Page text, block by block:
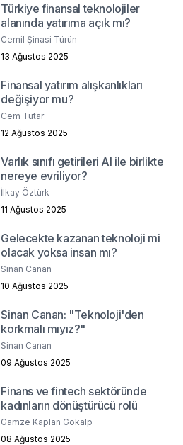
Türkiye finansal teknolojiler
alanında yatırıma açık mı?
Cemil Şinasi Türün
13 Ağustos 2025
Finansal yatırım alışkanlıkları
değişiyor mu?
Cem Tutar
12 Ağustos 2025
Varlık sınıfı getirileri AI ile birlikte
nereye evriliyor?
İlkay Öztürk
11 Ağustos 2025
Gelecekte kazanan teknoloji mi
olacak yoksa insan mı?
Sinan Canan
10 Ağustos 2025
Sinan Canan: "Teknoloji'den
korkmalı mıyız?"
Sinan Canan
09 Ağustos 2025
Finans ve fintech sektöründe
kadınların dönüştürücü rolü
Gamze Kaplan Gökalp
08 Ağustos 2025